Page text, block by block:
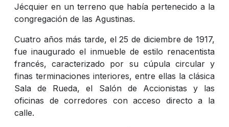
Jécquier en un terreno que había pertenecido a la
congregación de las Agustinas.
Cuatro años más tarde, el 25 de diciembre de 1917,
fue inaugurado el inmueble de estilo renacentista
francés, caracterizado por su cúpula circular y
finas terminaciones interiores, entre ellas la clásica
Sala de Rueda, el Salón de Accionistas y las
oficinas de corredores con acceso directo a la
calle.